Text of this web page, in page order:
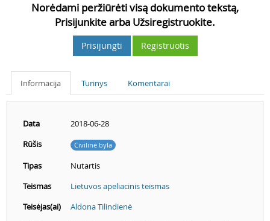
Norėdami peržiūrėti visą dokumento tekstą,
Prisijunkite arba Užsiregistruokite.
Prisijungti Registruotis
Informacija Turinys Komentarai
Data
2018-06-28
Rūšis
Civilinė byla
Tipas
Nutartis
Teismas
Lietuvos apeliacinis teismas
Teisėjas(ai)
Aldona Tilindienė